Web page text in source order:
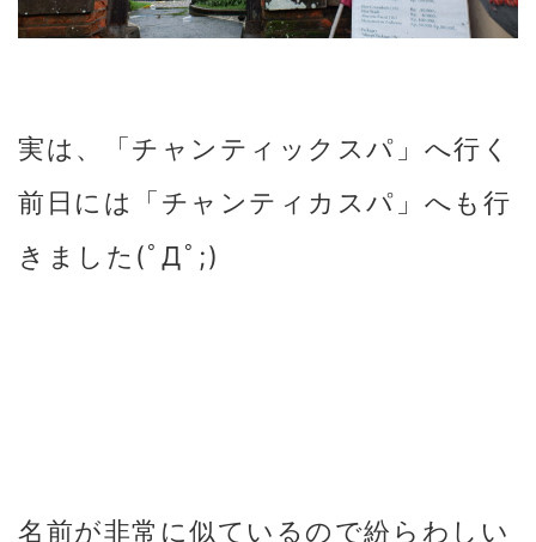
実は、「チャンティックスパ」へ行く
前日には「チャンティカスパ」へも行
きました(ﾟДﾟ;)
名前が非常に似ているので紛らわしい